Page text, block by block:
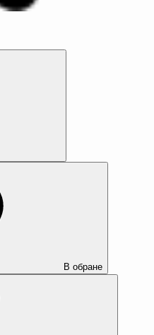
В обране